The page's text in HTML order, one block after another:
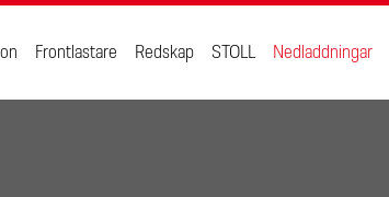
Frontlastare Redskap STOLL Nedladdningar